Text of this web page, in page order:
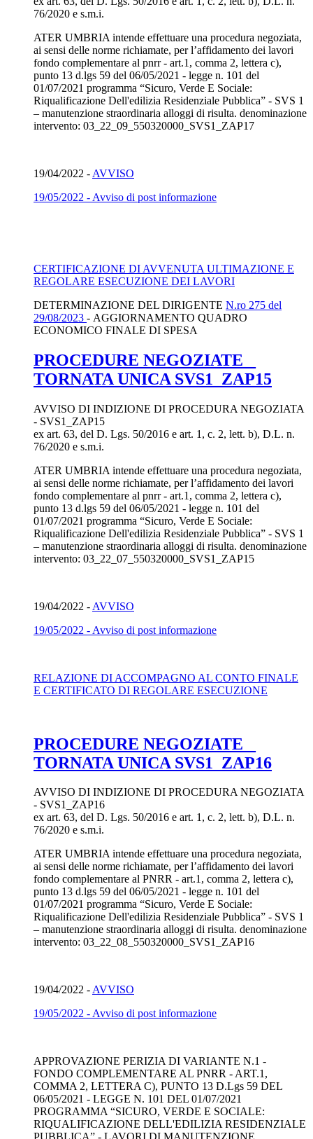
76/2020 e s.m.i.
ATER UMBRIA intende effettuare una procedura negoziata,
ai sensi delle norme richiamate, per l’affidamento dei lavori
fondo complementare al pnrr - art.1, comma 2, lettera c),
punto 13 d.lgs 59 del 06/05/2021 - legge n. 101 del
01/07/2021 programma “Sicuro, Verde E Sociale:
Riqualificazione Dell'edilizia Residenziale Pubblica” - SVS 1
– manutenzione straordinaria alloggi di risulta. denominazione
intervento: 03_22_09_550320000_SVS1_ZAP17
19/04/2022 - AVVISO
19/05/2022 - Avviso di post informazione
CERTIFICAZIONE DI AVVENUTA ULTIMAZIONE E
REGOLARE ESECUZIONE DEI LAVORI
DETERMINAZIONE DEL DIRIGENTE N.ro 275 del
29/08/2023 - AGGIORNAMENTO QUADRO
ECONOMICO FINALE DI SPESA
PROCEDURE NEGOZIATE _
TORNATA UNICA SVS1_ZAP15
AVVISO DI INDIZIONE DI PROCEDURA NEGOZIATA
- SVS1_ZAP15
ex art. 63, del D. Lgs. 50/2016 e art. 1, c. 2, lett. b), D.L. n.
76/2020 e s.m.i.
ATER UMBRIA intende effettuare una procedura negoziata,
ai sensi delle norme richiamate, per l’affidamento dei lavori
fondo complementare al pnrr - art.1, comma 2, lettera c),
punto 13 d.lgs 59 del 06/05/2021 - legge n. 101 del
01/07/2021 programma “Sicuro, Verde E Sociale:
Riqualificazione Dell'edilizia Residenziale Pubblica” - SVS 1
– manutenzione straordinaria alloggi di risulta. denominazione
intervento: 03_22_07_550320000_SVS1_ZAP15
19/04/2022 - AVVISO
19/05/2022 - Avviso di post informazione
RELAZIONE DI ACCOMPAGNO AL CONTO FINALE
E CERTIFICATO DI REGOLARE ESECUZIONE
PROCEDURE NEGOZIATE _
TORNATA UNICA SVS1_ZAP16
AVVISO DI INDIZIONE DI PROCEDURA NEGOZIATA
- SVS1_ZAP16
ex art. 63, del D. Lgs. 50/2016 e art. 1, c. 2, lett. b), D.L. n.
76/2020 e s.m.i.
ATER UMBRIA intende effettuare una procedura negoziata,
ai sensi delle norme richiamate, per l’affidamento dei lavori
fondo complementare al PNRR - art.1, comma 2, lettera c),
punto 13 d.lgs 59 del 06/05/2021 - legge n. 101 del
01/07/2021 programma “Sicuro, Verde E Sociale:
Riqualificazione Dell'edilizia Residenziale Pubblica” - SVS 1
– manutenzione straordinaria alloggi di risulta. denominazione
intervento: 03_22_08_550320000_SVS1_ZAP16
19/04/2022 -AVVISO
19/05/2022 - Avviso di post informazione
APPROVAZIONE PERIZIA DI VARIANTE N.1 -
FONDO COMPLEMENTARE AL PNRR - ART.1,
COMMA 2, LETTERA C), PUNTO 13 D.Lgs 59 DEL
06/05/2021 - LEGGE N. 101 DEL 01/07/2021
PROGRAMMA “SICURO, VERDE E SOCIALE:
RIQUALIFICAZIONE DELL'EDILIZIA RESIDENZIALE